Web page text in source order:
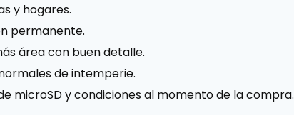
y hogares.
permanente.
área con buen detalle.
de intemperie.
microSD y condiciones al momento de la compra.